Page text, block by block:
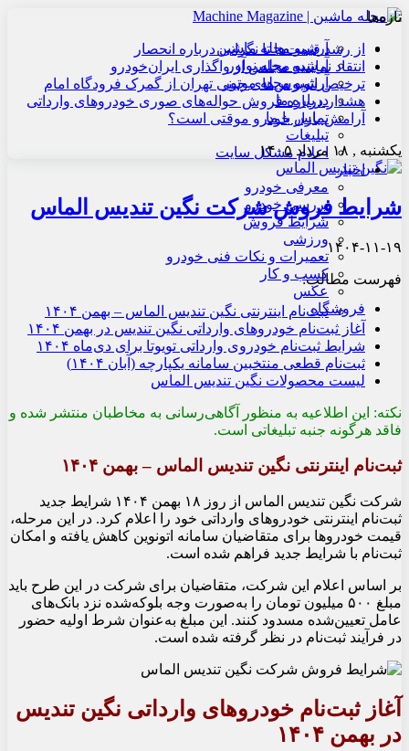
آرشیو مجله ماشین
آرشیو مجله نوآور
آرشیو مجله موتور
درباره ما
تماس با ما
تبلیغات
اعلام مشکل سایت
اخبار
معرفی خودرو
بررسی خودرو
شرایط فروش
ورزشی
تعمیرات و نکات فنی خودرو
کسب و کار
عکس
فروشگاه
تازه‌ها
از رشد قیمت‌ها تا نگرانی درباره انحصار
انتقاد نماینده مجلس از واگذاری ایران‌خودرو
ترخیص اتوبوس‌های چینی تهران از گمرک فرودگاه امام
هشدار درباره فروش حواله‌های صوری خودروهای وارداتی
آرامش بازار خودرو موقتی است؟
یکشنبه , ۱۸ مرداد ۱۴۰۵
شرایط فروش شرکت نگین تندیس الماس
۱۴۰۴-۱۱-۱۹
فهرست مطالب:
ثبت‌نام اینترنتی نگین تندیس الماس – بهمن ۱۴۰۴
آغاز ثبت‌نام خودروهای وارداتی نگین تندیس در بهمن ۱۴۰۴
شرایط ثبت‌نام خودروی وارداتی تویوتا برای دی‌ماه ۱۴۰۴
ثبت‌نام قطعی منتخبین سامانه یکپارچه (آبان ۱۴۰۴)
لیست محصولات نگین تندیس الماس
نکته: این اطلاعیه به منظور آگاهی‌رسانی به مخاطبان منتشر شده و
فاقد هرگونه جنبه تبلیغاتی است.
ثبت‌نام اینترنتی نگین تندیس الماس – بهمن ۱۴۰۴
شرکت نگین تندیس الماس از روز ۱۸ بهمن ۱۴۰۴ شرایط جدید
ثبت‌نام اینترنتی خودروهای وارداتی خود را اعلام کرد. در این مرحله،
قیمت خودروها برای متقاضیان سامانه اتونوین کاهش یافته و امکان
ثبت‌نام با شرایط جدید فراهم شده است.
بر اساس اعلام این شرکت، متقاضیان برای شرکت در این طرح باید
مبلغ ۵۰۰ میلیون تومان را به‌صورت وجه بلوکه‌شده نزد بانک‌های
عامل تعیین‌شده مسدود کنند. این مبلغ به‌عنوان شرط اولیه حضور
در فرآیند ثبت‌نام در نظر گرفته شده است.
آغاز ثبت‌نام خودروهای وارداتی نگین تندیس
در بهمن ۱۴۰۴